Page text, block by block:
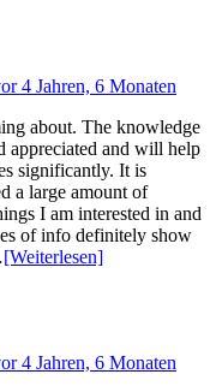
4 Jahren, 6 Monaten
about. The knowledge
appreciated and will help
significantly. It is
a large amount of
I am interested in and
of info definitely show
[Weiterlesen]
4 Jahren, 6 Monaten